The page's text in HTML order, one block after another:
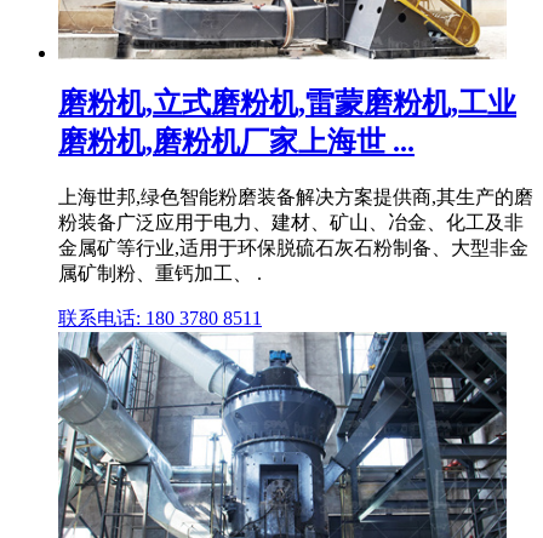
磨粉机,立式磨粉机,雷蒙磨粉机,工业
磨粉机,磨粉机厂家上海世 ...
上海世邦,绿色智能粉磨装备解决方案提供商,其生产的磨
粉装备广泛应用于电力、建材、矿山、冶金、化工及非
金属矿等行业,适用于环保脱硫石灰石粉制备、大型非金
属矿制粉、重钙加工、 .
联系电话: 180 3780 8511